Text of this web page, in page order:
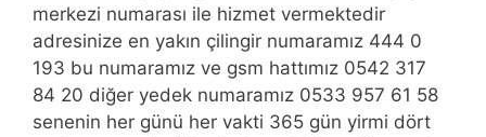
merkezi numarası ile hizmet vermektedir
adresinize en yakın çilingir numaramız 444 0
193 bu numaramız ve gsm hattımız 0542 317
84 20 diğer yedek numaramız 0533 957 61 58
senenin her günü her vakti 365 gün yirmi dört